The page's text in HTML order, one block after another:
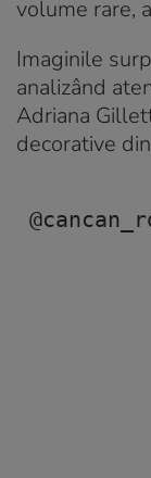
volume rare,
Imaginile
analizând
Adriana
decorative